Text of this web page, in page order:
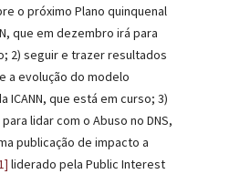
o próximo Plano quinquenal
que em dezembro irá para
2) seguir e trazer resultados
a evolução do modelo
ICANN, que está em curso; 3)
lidar com o Abuso no DNS,
publicação de impacto a
liderado pela Public Interest